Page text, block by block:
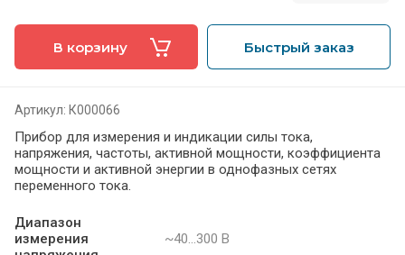
В корзину Быстрый заказ
Артикул: К000066
Прибор для измерения и индикации силы тока,
напряжения, частоты, активной мощности, коэффициента
мощности и активной энергии в однофазных сетях
переменного тока.
Диапазон
измерения
~40...300 В